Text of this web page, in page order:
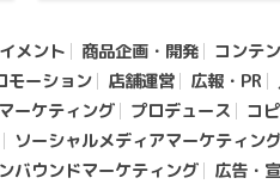
メント 商品企画・開発 コンテ
モーション 店舗運営 広報・PR
ーケティング プロデュース
コ
ソーシャルメディアマーケティン
バウンドマーケティング 広告・